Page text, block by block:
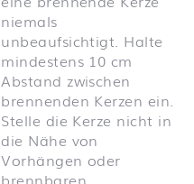
niemals
unbeaufsichtigt. Halte
mindestens 10 cm
Abstand zwischen
brennenden Kerzen ein.
Stelle die Kerze nicht in
die Nähe von
Vorhängen oder
brennbaren